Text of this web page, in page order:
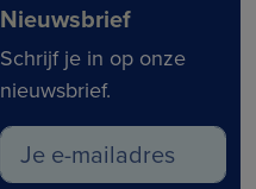
Nieuwsbrief
Schrijf je in op onze
nieuwsbrief.